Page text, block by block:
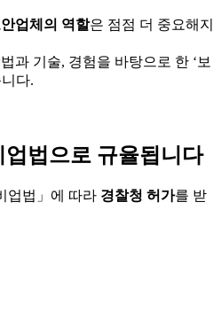
업체의 역할은 점점 더 중요해지
과 기술, 경험을 바탕으로 한 ‘보
다.
법으로 규율됩니다
업법」에 따라 경찰청 허가를 받